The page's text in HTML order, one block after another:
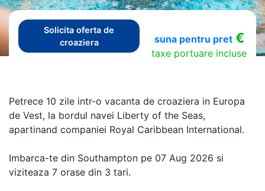
Solicita oferta de
croaziera
suna pentru pret€
taxe portuare incluse
Petrece 10 zile intr-o vacanta de croaziera in Europa
de Vest, la bordul navei Liberty of the Seas,
apartinand companiei Royal Caribbean International.
Imbarca-te din Southampton pe 07 Aug 2026 si
viziteaza 7 orase din 3 tari.